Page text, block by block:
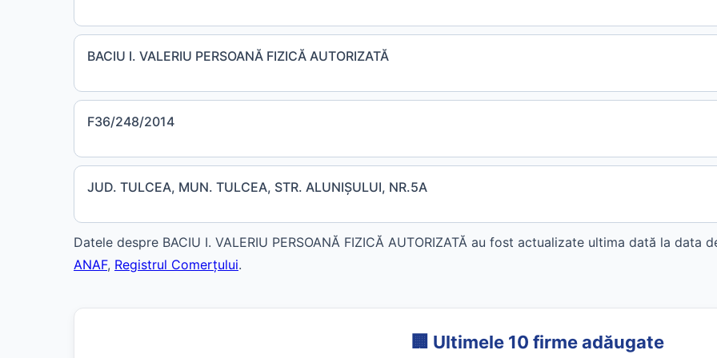
BACIU I. VALERIU PERSOANĂ FIZICĂ AUTORIZATĂ
F36/248/2014
JUD. TULCEA, MUN. TULCEA, STR. ALUNIŞULUI, NR.5A
Datele despre BACIU I. VALERIU PERSOANĂ FIZICĂ AUTORIZATĂ au fost actualizate ultima dată la
ANAF, Registrul Comerțului.
🏢 Ultimele 10 firme adăugate